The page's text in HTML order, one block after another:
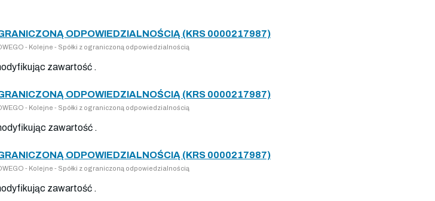
ODPOWIEDZIALNOŚCIĄ (KRS 0000217987)
- Kolejne - Spółki z ograniczoną odpowiedzialnością
zawartość .
ODPOWIEDZIALNOŚCIĄ (KRS 0000217987)
- Kolejne - Spółki z ograniczoną odpowiedzialnością
zawartość .
ODPOWIEDZIALNOŚCIĄ (KRS 0000217987)
- Kolejne - Spółki z ograniczoną odpowiedzialnością
zawartość .